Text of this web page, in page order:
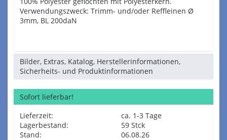
Verwendungszweck: Trimm- und/oder Reffleinen Ø
3mm, BL 200daN
Bilder, Extras, Katalog, Herstellerinformationen,
Sicherheits- und Produktinformationen
Sofort lieferbar!
Lieferzeit:
ca. 1-3 Tage
Lagerbestand:
59 Stck
Stand:
06.08.26